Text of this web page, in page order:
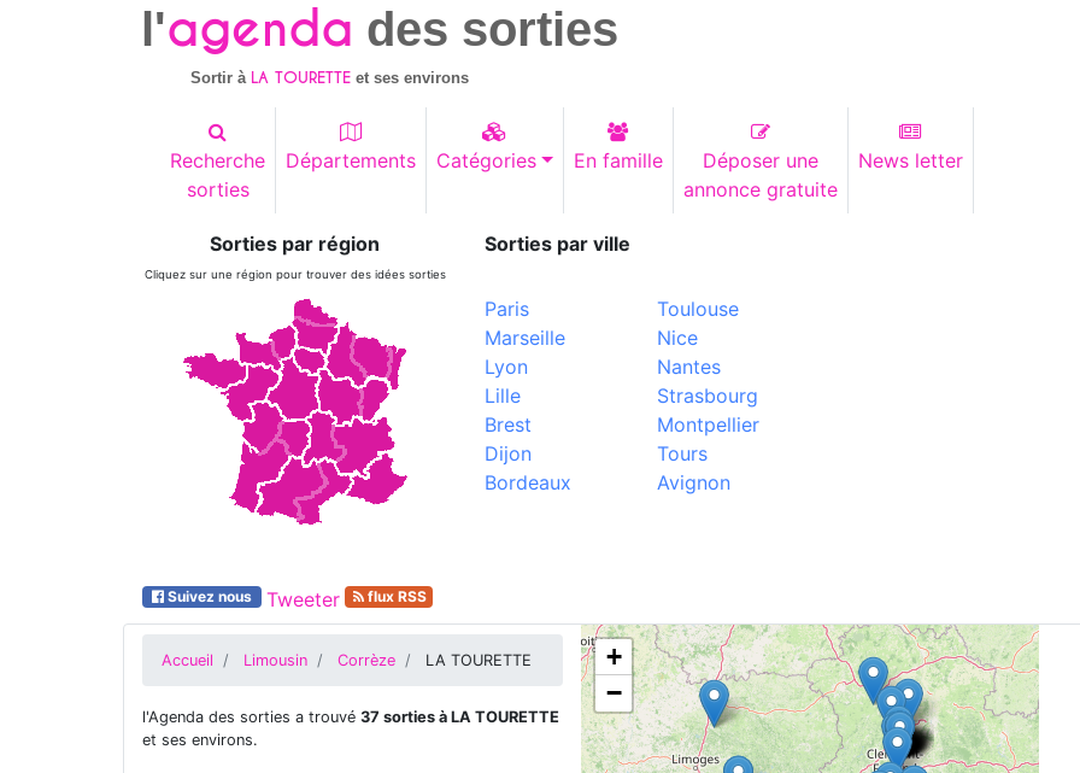
l'agenda des sorties
Sortir à LA TOURETTE et ses environs
Recherche
sorties
Départements Catégories En famille
Déposer une
annonce gratuite
News letter
Sorties par région
Cliquez sur une région pour trouver des idées sorties
Sorties par ville
Paris
Marseille
Lyon
Lille
Brest
Dijon
Bordeaux
Toulouse
Nice
Nantes
Strasbourg
Montpellier
Tours
Avignon
Suivez nous Tweeter flux RSS
Accueil Limousin Corrèze LA TOURETTE
l'Agenda des sorties a trouvé 37 sorties à LA TOURETTE
et ses environs.
+
−